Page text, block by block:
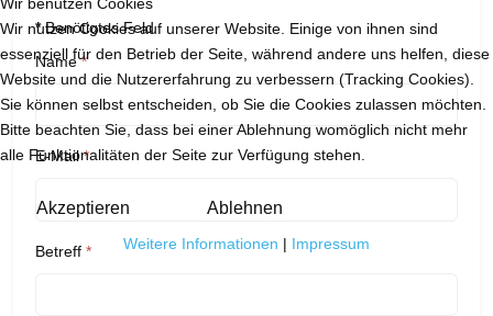
*Benötigtes Feld
Name*
E-Mail*
Betreff *
Wir nutzen Cookies auf unserer Website. Einige von ihnen sind
essenziell für den Betrieb der Seite, während andere uns helfen, diese
Website und die Nutzererfahrung zu verbessern (Tracking Cookies).
Sie können selbst entscheiden, ob Sie die Cookies zulassen möchten.
Bitte beachten Sie, dass bei einer Ablehnung womöglich nicht mehr
alle Funktionalitäten der Seite zur Verfügung stehen.
Akzeptieren Ablehnen
Weitere Informationen | Impressum